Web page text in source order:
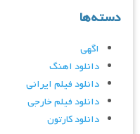
دسته‌ها
اگهی
دانلود اهنگ
دانلود فیلم ایرانی
دانلود فیلم خارجی
دانلود کارتون